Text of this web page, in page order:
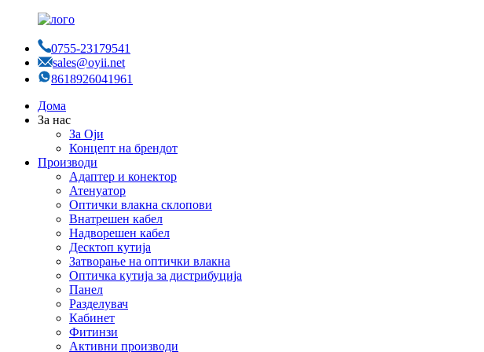
0755-23179541
sales@oyii.net
8618926041961
Дома
За нас
За Оји
Концепт на брендот
Производи
Адаптер и конектор
Атенуатор
Оптички влакна склопови
Внатрешен кабел
Надворешен кабел
Десктоп кутија
Затворање на оптички влакна
Оптичка кутија за дистрибуција
Панел
Разделувач
Кабинет
Фитинзи
Активни производи